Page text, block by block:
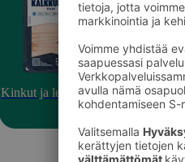
Kinkut ja leikkeleet